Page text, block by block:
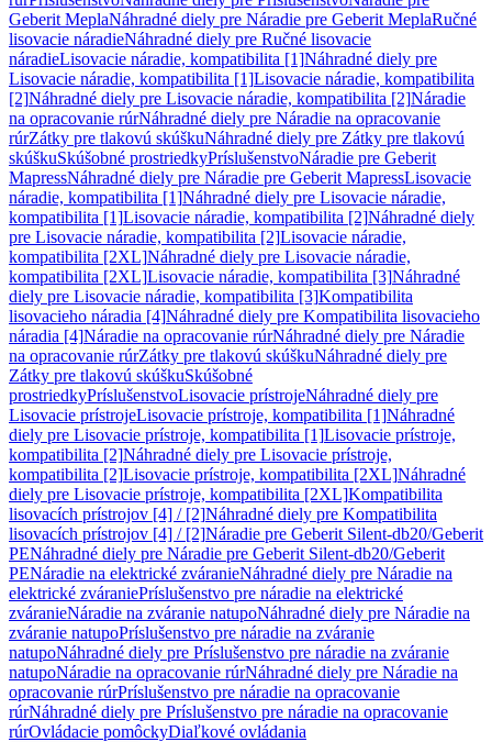
Geberit MeplaNáhradné diely pre Náradie pre Geberit MeplaRučné
lisovacie náradieNáhradné diely pre Ručné lisovacie
náradieLisovacie náradie, kompatibilita [1]Náhradné diely pre
Lisovacie náradie, kompatibilita [1]Lisovacie náradie, kompatibilita
[2]Náhradné diely pre Lisovacie náradie, kompatibilita [2]Náradie
na opracovanie rúrNáhradné diely pre Náradie na opracovanie
rúrZátky pre tlakovú skúškuNáhradné diely pre Zátky pre tlakovú
skúškuSkúšobné prostriedkyPríslušenstvoNáradie pre Geberit
MapressNáhradné diely pre Náradie pre Geberit MapressLisovacie
náradie, kompatibilita [1]Náhradné diely pre Lisovacie náradie,
kompatibilita [1]Lisovacie náradie, kompatibilita [2]Náhradné diely
pre Lisovacie náradie, kompatibilita [2]Lisovacie náradie,
kompatibilita [2XL]Náhradné diely pre Lisovacie náradie,
kompatibilita [2XL]Lisovacie náradie, kompatibilita [3]Náhradné
diely pre Lisovacie náradie, kompatibilita [3]Kompatibilita
lisovacieho náradia [4]Náhradné diely pre Kompatibilita lisovacieho
náradia [4]Náradie na opracovanie rúrNáhradné diely pre Náradie
na opracovanie rúrZátky pre tlakovú skúškuNáhradné diely pre
Zátky pre tlakovú skúškuSkúšobné
prostriedkyPríslušenstvoLisovacie prístrojeNáhradné diely pre
Lisovacie prístrojeLisovacie prístroje, kompatibilita [1]Náhradné
diely pre Lisovacie prístroje, kompatibilita [1]Lisovacie prístroje,
kompatibilita [2]Náhradné diely pre Lisovacie prístroje,
kompatibilita [2]Lisovacie prístroje, kompatibilita [2XL]Náhradné
diely pre Lisovacie prístroje, kompatibilita [2XL]Kompatibilita
lisovacích prístrojov [4] / [2]Náhradné diely pre Kompatibilita
lisovacích prístrojov [4] / [2]Náradie pre Geberit Silent-db20/Geberit
PENáhradné diely pre Náradie pre Geberit Silent-db20/Geberit
PENáradie na elektrické zváranieNáhradné diely pre Náradie na
elektrické zváraniePríslušenstvo pre náradie na elektrické
zváranieNáradie na zváranie natupoNáhradné diely pre Náradie na
zváranie natupoPríslušenstvo pre náradie na zváranie
natupoNáhradné diely pre Príslušenstvo pre náradie na zváranie
natupoNáradie na opracovanie rúrNáhradné diely pre Náradie na
opracovanie rúrPríslušenstvo pre náradie na opracovanie
rúrNáhradné diely pre Príslušenstvo pre náradie na opracovanie
rúrOvládacie pomôckyDiaľkové ovládania